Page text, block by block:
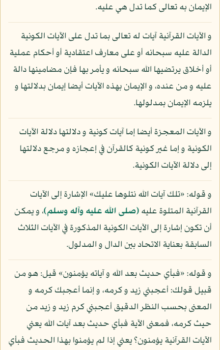
الإيمان به تعالى كما تدل هي عليه.
و الآيات القرآنية آيات له تعالى بما تدل على الآيات الكونية
الدالة عليه سبحانه أو على معارف اعتقادية أو أحكام عملية
أو أخلاق يرتضيها الله سبحانه و يأمر بها فإن مضامينها دالة
عليه و من عنده، و الإيمان بهذه الآيات أيضا إيمان بدلالتها و
يلزمه الإيمان بمدلولها.
و الآيات المعجزة أيضا إما آيات كونية و دلالتها دلالة الآيات
الكونية و إما غير كونية كالقرآن في إعجازه و مرجع دلالتها
إلى دلالة الآيات الكونية.
و قوله: «تلك آيات الله نتلوها عليك» الإشارة إلى الآيات
القرآنية المتلوة عليه(صلى الله عليه وآله وسلم)، و يمكن
أن تكون إشارة إلى الآيات الكونية المذكورة في الآيات الثلاث
السابقة بعناية الاتحاد بين الدال و المدلول.
و قوله: «فبأي حديث بعد الله و آياته يؤمنون» قيل: هو من
قبيل قولك: أعجبني زيد و كرمه، و إنما أعجبك كرمه و
المعنى بحسب النظر الدقيق أعجبني كرم زيد و زيد من
حيث كرمه، فمعنى الآية فبأي حديث بعد آيات الله يعني
الآيات القرآنية يؤمنون؟ يعني إذا لم يؤمنوا بهذا الحديث فبأي